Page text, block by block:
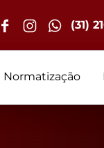
(31)
Normatização